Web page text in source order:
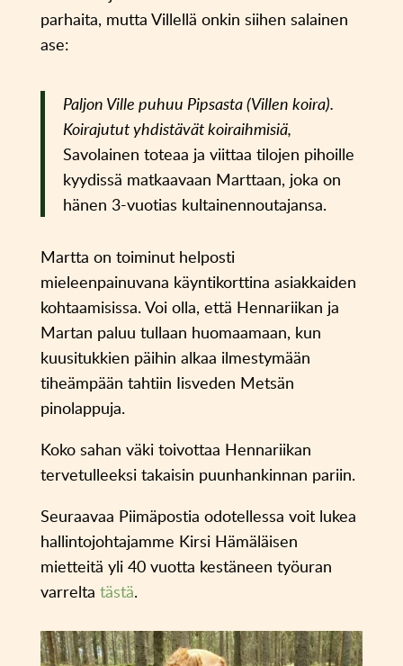
parhaita, mutta Villellä onkin siihen salainen
ase:
Paljon Ville puhuu Pipsasta (Villen koira).
Koirajutut yhdistävät koiraihmisiä,
Savolainen toteaa ja viittaa tilojen pihoille
kyydissä matkaavaan Marttaan, joka on
hänen 3-vuotias kultainennoutajansa.
Martta on toiminut helposti
mieleenpainuvana käyntikorttina asiakkaiden
kohtaamisissa. Voi olla, että Hennariikan ja
Martan paluu tullaan huomaamaan, kun
kuusitukkien päihin alkaa ilmestymään
tiheämpään tahtiin Iisveden Metsän
pinolappuja.
Koko sahan väki toivottaa Hennariikan
tervetulleeksi takaisin puunhankinnan pariin.
Seuraavaa Piimäpostia odotellessa voit lukea
hallintojohtajamme Kirsi Hämäläisen
mietteitä yli 40 vuotta kestäneen työuran
varrelta tästä.